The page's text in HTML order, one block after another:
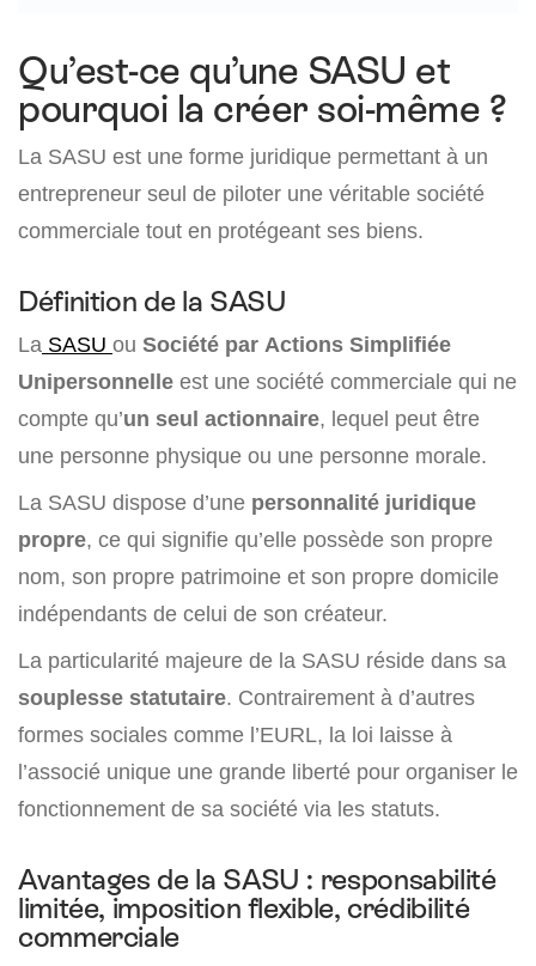
Qu’est-ce qu’une SASU et
pourquoi la créer soi-même ?
La SASU est une forme juridique permettant à un
entrepreneur seul de piloter une véritable société
commerciale tout en protégeant ses biens.
Définition de la SASU
La SASU ou Société par Actions Simplifiée
Unipersonnelle est une société commerciale qui ne
compte qu’un seul actionnaire, lequel peut être
une personne physique ou une personne morale.
La SASU dispose d’une personnalité juridique
propre, ce qui signifie qu’elle possède son propre
nom, son propre patrimoine et son propre domicile
indépendants de celui de son créateur.
La particularité majeure de la SASU réside dans sa
souplesse statutaire. Contrairement à d’autres
formes sociales comme l’EURL, la loi laisse à
l’associé unique une grande liberté pour organiser le
fonctionnement de sa société via les statuts.
Avantages de la SASU : responsabilité
limitée, imposition flexible, crédibilité
commerciale